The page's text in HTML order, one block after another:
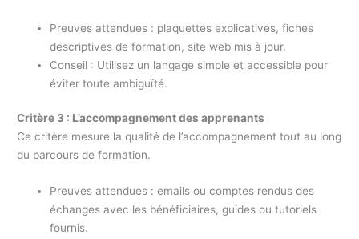
Preuves attendues : plaquettes explicatives, fiches
descriptives de formation, site web mis à jour.
Conseil : Utilisez un langage simple et accessible pour
éviter toute ambiguïté.
Critère 3 : L’accompagnement des apprenants
Ce critère mesure la qualité de l’accompagnement tout au long
du parcours de formation.
Preuves attendues : emails ou comptes rendus des
échanges avec les bénéficiaires, guides ou tutoriels
fournis.